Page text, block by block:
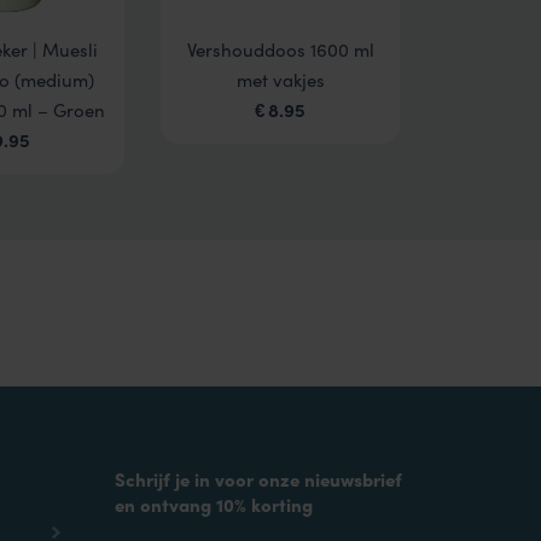
| Muesli
(medium)
ml – Groen
Vershouddoos 1600 ml
met vakjes
€ 8.95
Schrijf je in voor onze nieuwsbrief
en ontvang 10% korting